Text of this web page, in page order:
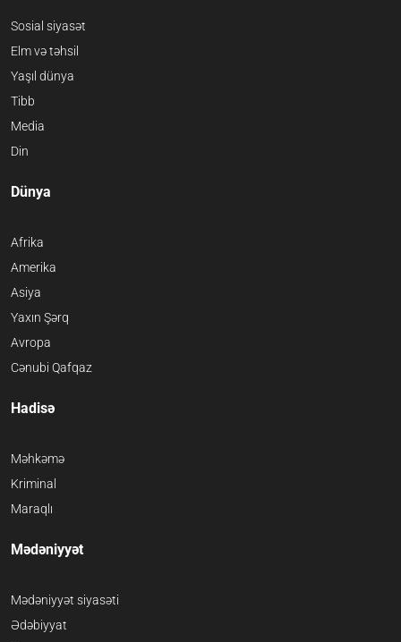
Sosial siyasət
Elm və təhsil
Yaşıl dünya
Tibb
Media
Din
Dünya
Afrika
Amerika
Asiya
Yaxın Şərq
Avropa
Cənubi Qafqaz
Hadisə
Məhkəmə
Kriminal
Maraqlı
Mədəniyyət
Mədəniyyət siyasəti
Ədəbiyyat